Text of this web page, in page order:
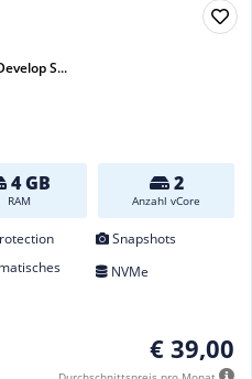
S...
4 GB
RAM
2
Anzahl vCore
Snapshots
NVMe
€ 39,00